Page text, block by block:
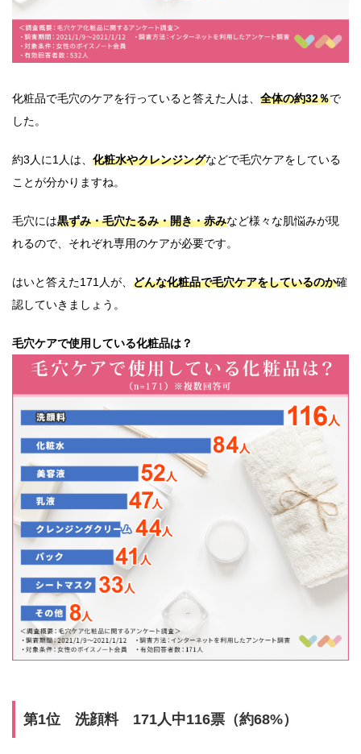
化粧品で毛穴のケアを行っていると答えた人は、 全体の約32％で
した。
約3人に1人は、 化粧水やクレンジングなどで毛穴ケアをしている
ことが分かりますね。
毛穴には黒ずみ・毛穴たるみ・開き・赤みなど様々な肌悩みが現
れるので、それぞれ専用のケアが必要です。
はいと答えた171人が、 どんな化粧品で毛穴ケアをしているのか確
認していきましょう。
毛穴ケアで使用している化粧品は？
第1位 洗顔料 171人中116票（約68%）